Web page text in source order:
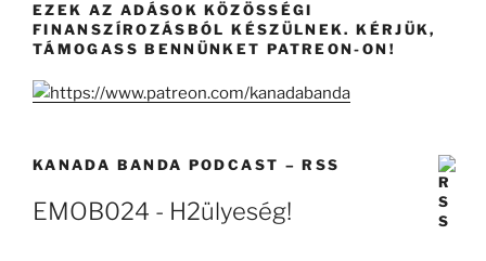
EZEK AZ ADÁSOK KÖZÖSSÉGI
FINANSZÍROZÁSBÓL KÉSZÜLNEK. KÉRJÜK,
TÁMOGASS BENNÜNKET PATREON-ON!
KANADA BANDA PODCAST – RSS
EMOB024 - H2ülyeség!